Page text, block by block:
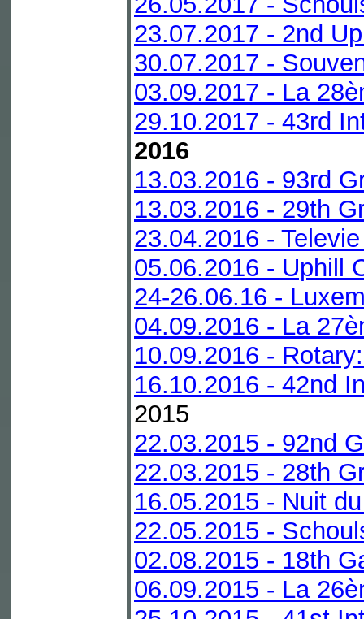
23.07.2017 - 2nd
30.07.2017 -
03.09.2017 - La
29.10.2017 - 43rd
2016
13.03.2016 - 93rd
13.03.2016 - 29th
23.04.2016 -
05.06.2016 - Uphill
24-26.06.16 -
04.09.2016 - La
10.09.2016 -
16.10.2016 - 42nd
2015
22.03.2015 - 92nd
22.03.2015 - 28th
16.05.2015 - Nuit
22.05.2015 -
02.08.2015 - 18th
06.09.2015 - La